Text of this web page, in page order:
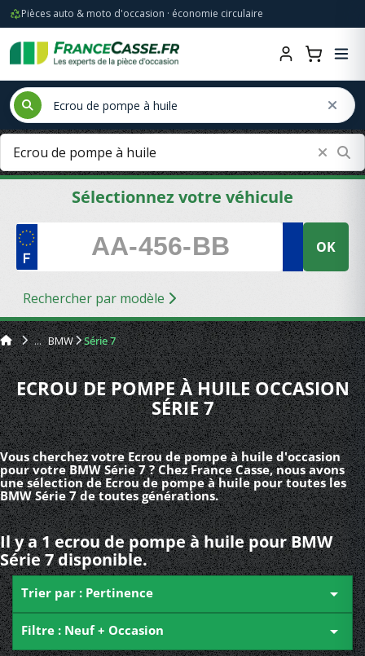
Pièces auto & moto d'occasion · économie circulaire
Sélectionnez votre véhicule
OK
Rechercher par modèle
BMW Série 7
ECROU DE POMPE À HUILE OCCASION
SÉRIE 7
Vous cherchez votre Ecrou de pompe à huile d'occasion
pour votre BMW Série 7 ? Chez France Casse, nous avons
une sélection de Ecrou de pompe à huile pour toutes les
BMW Série 7 de toutes générations.
Il y a 1 ecrou de pompe à huile pour BMW
Série 7 disponible.
Trier par : Pertinence 
Filtre : Neuf + Occasion 